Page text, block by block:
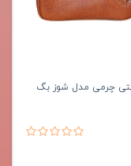
چرمی مدل شوز بگ